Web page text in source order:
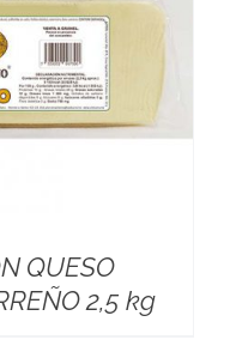
QUESO
2,5 kg